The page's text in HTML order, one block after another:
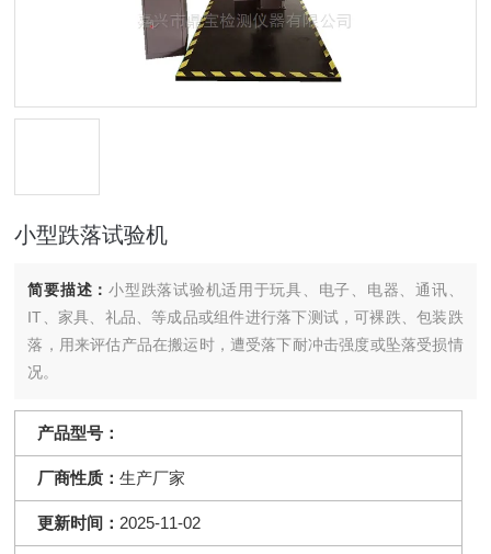
小型跌落试验机
简要描述：小型跌落试验机适用于玩具、电子、电器、通讯、
IT、家具、礼品、等成品或组件进行落下测试，可裸跌、包装跌
落，用来评估产品在搬运时，遭受落下耐冲击强度或坠落受损情
况。
产品型号：
厂商性质：生产厂家
更新时间： 2025-11-02